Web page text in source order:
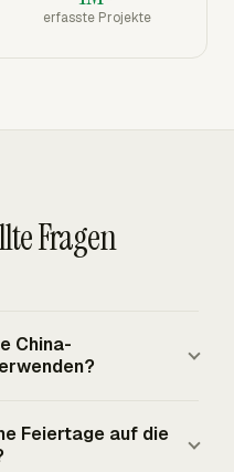
erfasste Projekte
Fragen
China-
aus einer
Feiertage auf die